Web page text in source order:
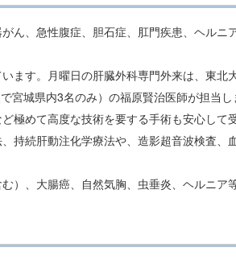
ん、急性腹症、胆石症、肛門疾患、ヘルニ
ます。月曜日の肝臓外科専門外来は、東北
宮城県内3名のみ）の福原賢治医師が担当
極めて高度な技術を要する手術も安心して
持続肝動注化学療法や、造影超音波検査、
）、大腸癌、自然気胸、虫垂炎、ヘルニア